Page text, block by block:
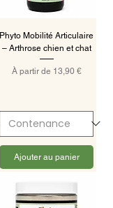
Phyto Mobilité Articulaire
– Arthrose chien et chat
À partir de 13,90 €
Prix promotionnel
Ajouter au panier